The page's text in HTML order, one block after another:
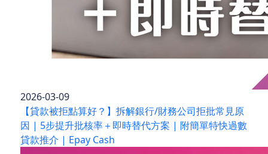
2026-03-09
【貸款被拒點算好？】拆解銀行/財務公司拒批常見原
因 | 5步提升批核率＋即時替代方案 | 附簡單特快過數
貸款推介 | Epay Cash